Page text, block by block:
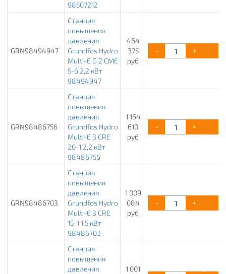
98507212
GRN98494947
Станция
повышения
давления
Grundfos Hydro
Multi-E G 2 CME
5-6 2,2 кВт
98494947
464
375
руб
- +
GRN98486756
Станция
повышения
давления
Grundfos Hydro
Multi-E 3 CRE
20-1 2,2 кВт
98486756
1 164
610
руб
- +
GRN98486703
Станция
повышения
давления
Grundfos Hydro
Multi-E 3 CRE
15-1 1,5 кВт
98486703
1 009
084
руб
- +
Станция
повышения
давления
1 001